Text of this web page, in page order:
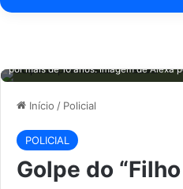
por mais de 10 anos. Imagem deAlexa
Início / Policial
POLICIAL
Golpe do